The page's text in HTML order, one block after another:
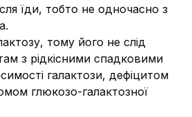
їди, тобто не одночасно з
тому його не слід
з рідкісними спадковими
галактози, дефіцитом
глюкозо-галактозної